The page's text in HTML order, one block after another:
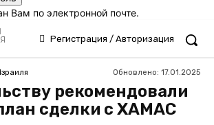
Вам по электронной почте.
Регистрация / Авторизация
Обновлено: 17.01.2025
рекомендовали
сделки с ХАМАС